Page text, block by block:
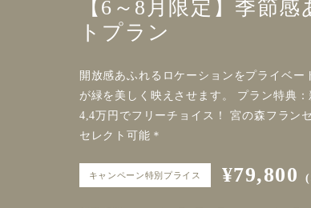
【6～8月限定】季節
トプラン
開放感あふれるロケーションをプライベ
が緑を美しく映えさせます。 プラン特典
4,4万円でフリーチョイス！ 宮の森フラン
セレクト可能＊
キャンペーン特別プライス ¥79,800